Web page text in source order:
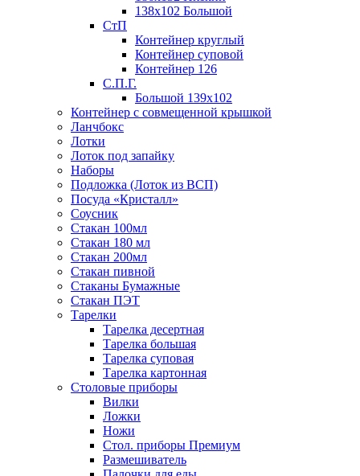
138х102 Большой
СтП
Контейнер круглый
Контейнер суповой
Контейнер 126
С.П.Г.
Большой 139х102
Контейнер с совмещенной крышкой
Ланчбокс
Лотки
Лоток под запайку
Наборы
Подложка (Лоток из ВСП)
Посуда «Кристалл»
Соусник
Стакан 100мл
Стакан 180 мл
Стакан 200мл
Стакан пивной
Стаканы Бумажные
Стакан ПЭТ
Тарелки
Тарелка десертная
Тарелка большая
Тарелка суповая
Тарелка картонная
Столовые приборы
Вилки
Ложки
Ножи
Стол. приборы Премиум
Размешиватель